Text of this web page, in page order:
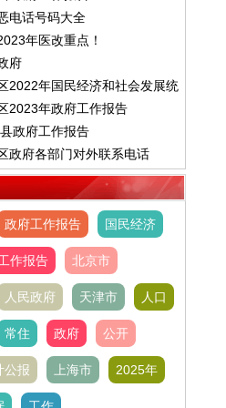
电话号码大全
年医改重点！
府
2022年国民经济和社会发展统
2023年政府工作报告
政府工作报告
政府各部门对外联系电话
政府工作报告 国民经济
作报告 北京市
人民政府 天津市 人口
常住 政府 公开
公报 上海市 2025年